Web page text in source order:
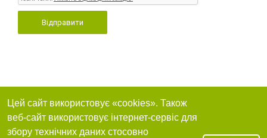
Відправити
Цей сайт використовує «cookies». Також
веб-сайт використовує інтернет-сервіс для
збору технічних даних стосовно